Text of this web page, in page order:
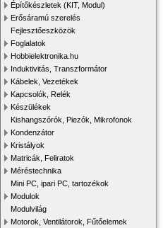
Építőkészletek (KIT, Modul)
Erősáramú szerelés
Fejlesztőeszközök
Foglalatok
Hobbielektronika.hu
Induktivitás, Transzformátor
Kábelek, Vezetékek
Kapcsolók, Relék
Készülékek
Kishangszórók, Piezók, Mikrofonok
Kondenzátor
Kristályok
Matricák, Feliratok
Méréstechnika
Mini PC, ipari PC, tartozékok
Modulok
Modulvilág
Motorok, Ventilátorok, Fűtőelemek